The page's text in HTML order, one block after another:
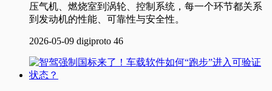
压气机、燃烧室到涡轮、控制系统，每一个环节都关系
到发动机的性能、可靠性与安全性。
2026-05-09 digiproto 46